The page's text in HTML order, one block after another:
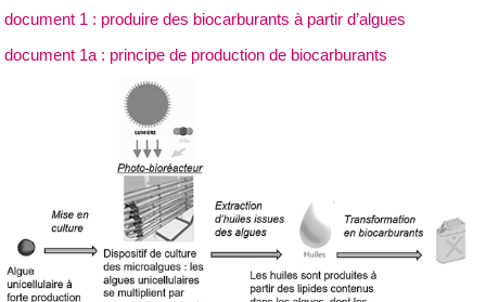
document 1 : produire des biocarburants à partir d’algues
document 1a : principe de production de biocarburants